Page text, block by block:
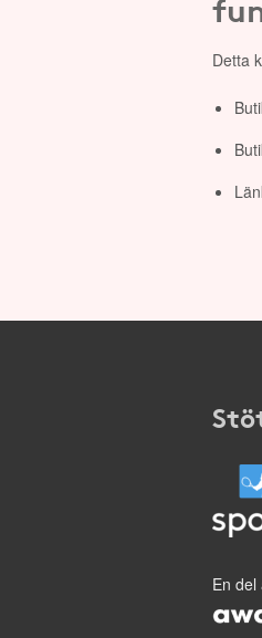
Detta
En del